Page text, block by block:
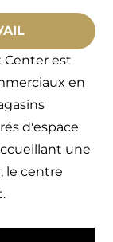
Center est
en
d'espace
une
le centre